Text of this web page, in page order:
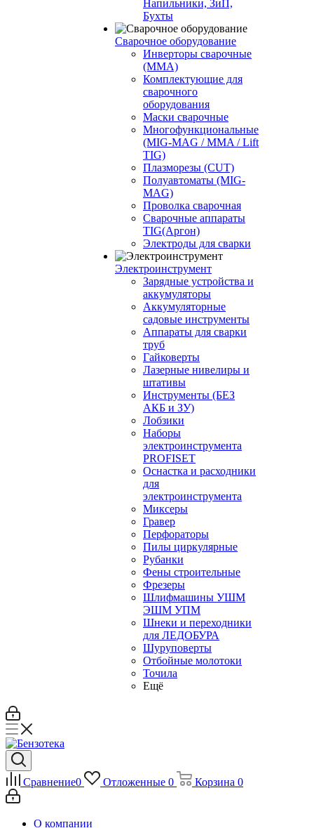
Напильники, ЗиП,
Бухты
Сварочное оборудование
Инверторы сварочные
(ММА)
Комплектующие для
сварочного
оборудования
Маски сварочные
Многофункциональные
(MIG-MAG / MMA / Lift
TIG)
Плазморезы (CUT)
Полуавтоматы (МIG-
MAG)
Проволка сварочная
Сварочные аппараты
TIG(Аргон)
Электроды для сварки
Электроинструмент
Зарядные устройства и
аккумуляторы
Аккумуляторные
садовые инструменты
Аппараты для сварки
труб
Гайковерты
Лазерные нивелиры и
штативы
Инструменты (БЕЗ
АКБ и ЗУ)
Лобзики
Наборы
электроинструмента
PROFISET
Оснастка и расходники
для
электроинструмента
Миксеры
Гравер
Перфораторы
Пилы циркулярные
Рубанки
Фены строительные
Фрезеры
Шлифмашины УШМ
ЭШМ УПМ
Шнеки и переходники
для ЛЕДОБУРА
Шуруповерты
Отбойные молотоки
Точила
Ещё
Сравнение0 Отложенные 0 Корзина 0
О компании